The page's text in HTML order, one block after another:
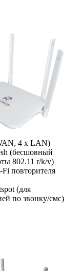
4 x LAN)
(бесшовный
802.11 r/k/v)
повторителя
(для
по звонку/смс)